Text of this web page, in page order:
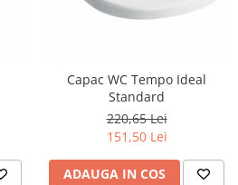
Capac WC Tempo Ideal
Standard
220,65 Lei
151,50 Lei
ADAUGA IN COS